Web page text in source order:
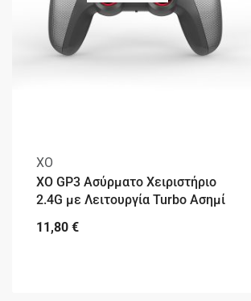
XO
XO GP3 Ασύρματο Χειριστήριο
2.4G με Λειτουργία Turbo Ασημί
11,80 €